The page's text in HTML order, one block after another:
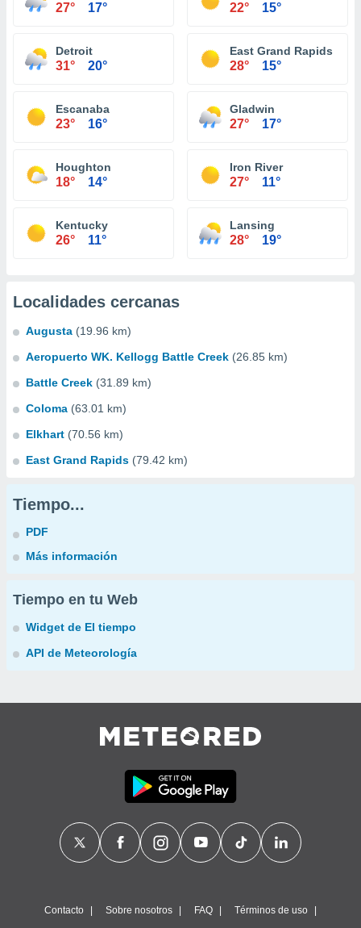
27° 17° 22° 15°
Detroit
31° 20°
East Grand Rapids
28° 15°
Escanaba
23° 16°
Gladwin
27° 17°
Houghton
18° 14°
Iron River
27° 11°
Kentucky
26° 11°
Lansing
28° 19°
Localidades cercanas
Augusta (19.96 km)
Aeropuerto WK. Kellogg Battle Creek (26.85 km)
Battle Creek (31.89 km)
Coloma (63.01 km)
Elkhart (70.56 km)
East Grand Rapids (79.42 km)
Tiempo...
PDF
Más información
Tiempo en tu Web
Widget de El tiempo
API de Meteorología
Contacto Sobre nosotros FAQ Términos de uso